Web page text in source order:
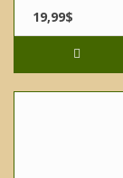
19,99$